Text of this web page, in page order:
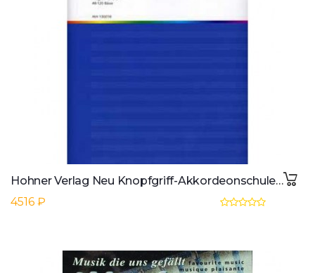
Hohner Verlag Neu Knopfgriff-Akkordeonschule C-Griff, Worthner, Rudolf
4516 ₽